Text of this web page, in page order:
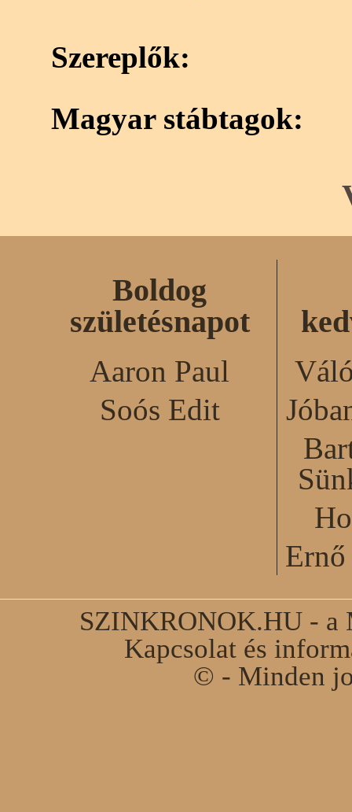
Szereplők:
Magyar stábtagok:
Boldog
születésnapot
Aaron Paul
Soós Edit
SZINKRONOK.HU - a
Kapcsolat és
© - Minden